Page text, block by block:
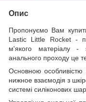
Опис
Пропонуємо Вам
Lastic Little Rocket -
м'якого матеріалу -
анального проходу це
Основною особливістю
нижное взаємодія з
системі силіконових